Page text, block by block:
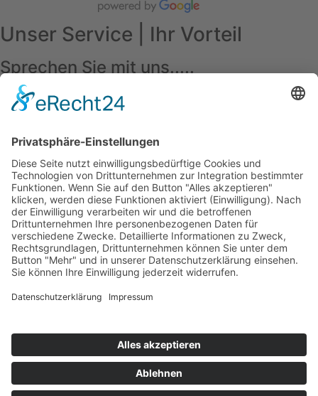
Unser Service | Ihr Vorteil
Sprechen Sie mit uns.....
Unverbindlich Kontakt aufnehmen
Rammertstraße 28
72072 Tübingen
Tel.: +49 (0) 7071 85 94 001
Fax: +49 (0) 7071 85 94 002
Email:info@handwerker.zone
Safe Sharing Tool:
teilen